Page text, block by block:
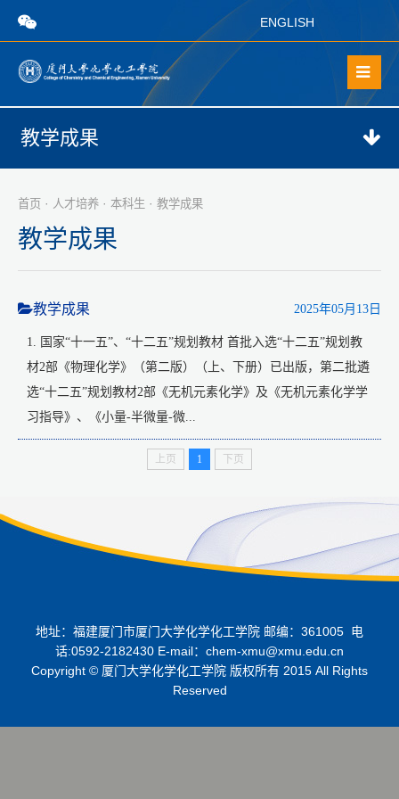
ENGLISH
教学成果
首页 · 人才培养 · 本科生 · 教学成果
教学成果
2025年05月13日
教学成果
1. 国家“十一五”、“十二五”规划教材 首批入选“十二五”规划教
材2部《物理化学》（第二版）（上、下册）已出版，第二批遴
选“十二五”规划教材2部《无机元素化学》及《无机元素化学学
习指导》、《小量-半微量-微...
上页 1 下页
地址：福建厦门市厦门大学化学化工学院 邮编：361005 电
话:0592-2182430 E-mail：chem-xmu@xmu.edu.cn
Copyright © 厦门大学化学化工学院 版权所有 2015 All Rights
Reserved